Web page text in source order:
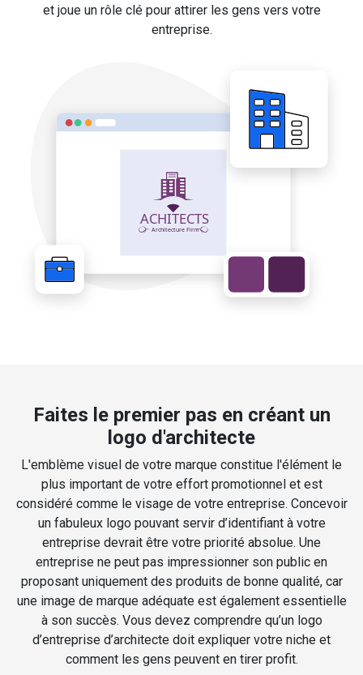
et joue un rôle clé pour attirer les gens vers votre
entreprise.
Faites le premier pas en créant un
logo d'architecte
L'emblème visuel de votre marque constitue l'élément le
plus important de votre effort promotionnel et est
considéré comme le visage de votre entreprise. Concevoir
un fabuleux logo pouvant servir d’identifiant à votre
entreprise devrait être votre priorité absolue. Une
entreprise ne peut pas impressionner son public en
proposant uniquement des produits de bonne qualité, car
une image de marque adéquate est également essentielle
à son succès. Vous devez comprendre qu’un logo
d’entreprise d’architecte doit expliquer votre niche et
comment les gens peuvent en tirer profit.